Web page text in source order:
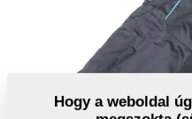
Letöltésre
Hogy a weboldal